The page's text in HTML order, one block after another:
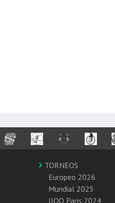
TORNEOS
Europeo 2026
Mundial 2025
JJOO Paris 2024